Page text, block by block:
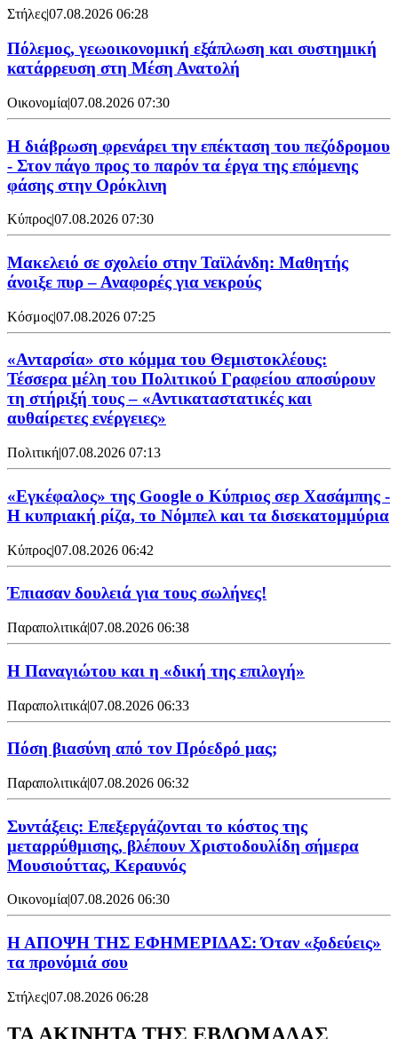
Στήλες|07.08.2026 06:28
Πόλεμος, γεωοικονομική εξάπλωση και συστημική
κατάρρευση στη Μέση Ανατολή
Οικονομία|07.08.2026 07:30
Η διάβρωση φρενάρει την επέκταση του πεζόδρομου
- Στον πάγο προς το παρόν τα έργα της επόμενης
φάσης στην Ορόκλινη
Κύπρος|07.08.2026 07:30
Μακελειό σε σχολείο στην Ταϊλάνδη: Μαθητής
άνοιξε πυρ – Αναφορές για νεκρούς
Κόσμος|07.08.2026 07:25
«Ανταρσία» στο κόμμα του Θεμιστοκλέους:
Τέσσερα μέλη του Πολιτικού Γραφείου αποσύρουν
τη στήριξή τους – «Αντικαταστατικές και
αυθαίρετες ενέργειες»
Πολιτική|07.08.2026 07:13
«Εγκέφαλος» της Google ο Κύπριος σερ Χασάμπης -
Η κυπριακή ρίζα, το Νόμπελ και τα δισεκατομμύρια
Κύπρος|07.08.2026 06:42
Έπιασαν δουλειά για τους σωλήνες!
Παραπολιτικά|07.08.2026 06:38
Η Παναγιώτου και η «δική της επιλογή»
Παραπολιτικά|07.08.2026 06:33
Πόση βιασύνη από τον Πρόεδρό μας;
Παραπολιτικά|07.08.2026 06:32
Συντάξεις: Επεξεργάζονται το κόστος της
μεταρρύθμισης, βλέπουν Χριστοδουλίδη σήμερα
Μουσιούττας, Κεραυνός
Οικονομία|07.08.2026 06:30
Η ΑΠΟΨΗ ΤΗΣ ΕΦΗΜΕΡΙΔΑΣ: Όταν «ξοδεύεις»
τα προνόμιά σου
Στήλες|07.08.2026 06:28
ΤΑ ΑΚΙΝΗΤΑ ΤΗΣ ΕΒΔΟΜΑΔΑΣ